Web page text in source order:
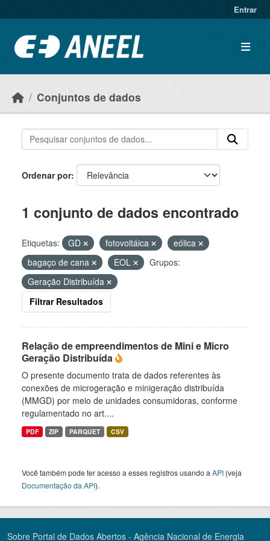
Entrar
Conjuntos de dados
Ordenar por
1 conjunto de dados encontrado
Etiquetas: GD fotovoltáica
eólica
bagaço de cana
EOL
Grupos:
Geração Distribuída
Filtrar Resultados
Relação de empreendimentos de Mini e Micro
Geração Distribuída
O presente documento trata de dados referentes às
conexões de microgeração e minigeração distribuída
(MMGD) por meio de unidades consumidoras, conforme
regulamentado no art....
PDF ZIP PARQUET CSV
Você também pode ter acesso a esses registros usando a API (veja
Documentação da API).
Sobre Portal de Dados Abertos - Agência Nacional de Energia